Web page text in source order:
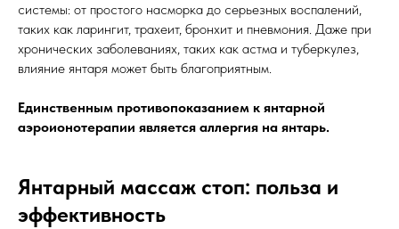
системы: от простого насморка до серьезных воспалений,
таких как ларингит, трахеит, бронхит и пневмония. Даже при
хронических заболеваниях, таких как астма и туберкулез,
влияние янтаря может быть благоприятным.
Единственным противопоказанием к янтарной
аэроионотерапии является аллергия на янтарь.
Янтарный массаж стоп: польза и
эффективность